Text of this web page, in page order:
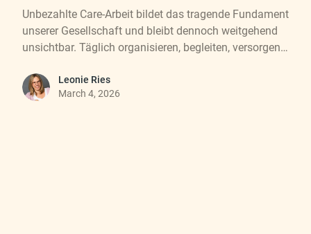
Unbezahlte Care-Arbeit bildet das tragende Fundament
unserer Gesellschaft und bleibt dennoch weitgehend
unsichtbar. Täglich organisieren, begleiten, versorgen
ermöglichen Erwerbsarbeit und sichern damit indirekt
wirtschaftlichen Wohlstand. Gleichzeitig sind sie
Leonie Ries
March 4, 2026